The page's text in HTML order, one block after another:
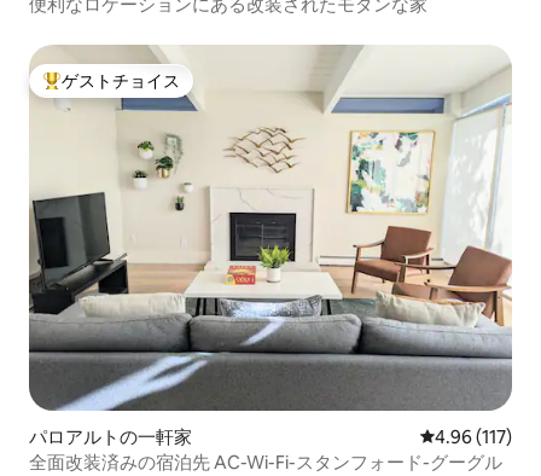
大好評のゲストチョイスです。
ゲストチョイス
パロアルトの一軒家 レビュー117
4.96 (117)
全面改装済みの宿泊先 AC-Wi-Fi-スタンフォード-グーグル